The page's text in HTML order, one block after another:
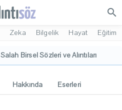
search
Zeka Bilgelik Hayat Eğitim
Salah Birsel Sözleri ve Alıntıları
Hakkında
Eserleri